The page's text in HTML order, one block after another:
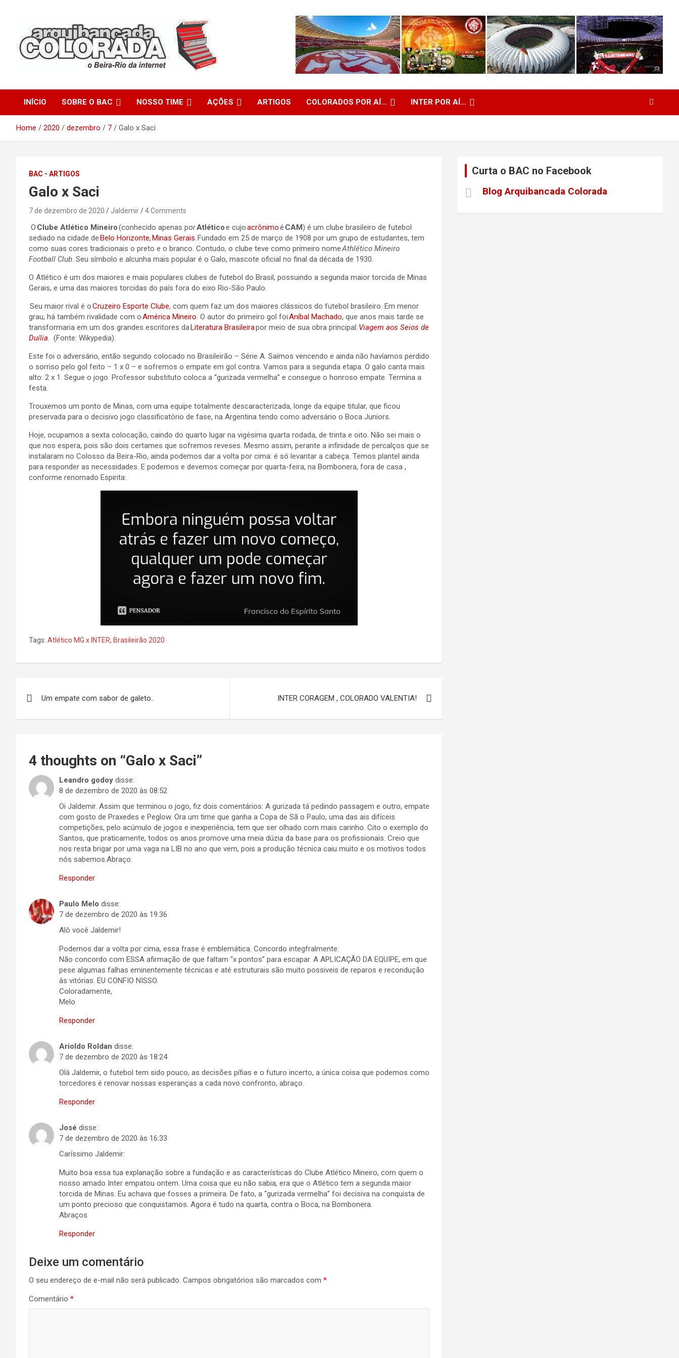
Arquibancada Colorada
INÍCIO SOBRE O BAC NOSSO TIME AÇÕES ARTIGOS COLORADOS POR AÍ… INTER POR AÍ…
Home 2020 dezembro 7 Galo x Saci
BAC - ARTIGOS
Galo x Saci
7 de dezembro de 2020 Jaldemir 4 Comments
O Clube Atlético Mineiro(conhecido apenas porAtléticoe cujoacrônimoé CAM) é um clube brasileiro de futebol
sediado na cidade deBelo Horizonte,Minas Gerais.Fundado em 25 de março de 1908 por um grupo de estudantes, tem
como suas cores tradicionais o preto e o branco. Contudo, o clube teve como primeiro nomeAthlético Mineiro
Football Club.Seu símbolo e alcunha mais popular é o Galo, mascote oficial no final da década de 1930.
O Atlético é um dos maiores e mais populares clubes de futebol do Brasil, possuindo a segunda maior torcida de Minas
Gerais, e uma das maiores torcidas do país fora do eixo Rio-São Paulo.
Seu maior rival é oCruzeiro Esporte Clube, com quem faz um dos maiores clássicos do futebol brasileiro. Em menor
grau, há também rivalidade com oAmérica Mineiro. O autor do primeiro gol foiAníbal Machado, que anos mais tarde se
transformaria em um dos grandes escritores daLiteratura Brasileirapor meio de sua obra principal: Viagem aos Seios de
Duília. (Fonte: Wikypedia).
Este foi o adversário, então segundo colocado no Brasileirão – Série A. Saímos vencendo e ainda não havíamos perdido
o sorriso pelo gol feito – 1 x 0 – e sofremos o empate em gol contra. Vamos para a segunda etapa. O galo canta mais
alto: 2 x 1. Segue o jogo. Professor substituto coloca a “gurizada vermelha” e consegue o honroso empate. Termina a
festa.
Trouxemos um ponto de Minas, com uma equipe totalmente descaracterizada, longe da equipe titular, que ficou
preservada para o decisivo jogo classificatório de fase, na Argentina tendo como adversário o Boca Juniors.
Hoje, ocupamos a sexta colocação, caindo do quarto lugar na vigésima quarta rodada, de trinta e oito. Não sei mais o
que nos espera, pois são dois certames que sofremos reveses. Mesmo assim, perante a infinidade de percalços que se
instalaram no Colosso da Beira-Rio, ainda podemos dar a volta por cima: é só levantar a cabeça. Temos plantel ainda
para responder as necessidades. E podemos e devemos começar por quarta-feira, na Bombonera, fora de casa ,
conforme renomado Espirita:
Tags: Atlético MG x INTER, Brasileirão 2020
de
Um empate com sabor de galeto.. INTER CORAGEM , COLORADO VALENTIA!
4 thoughts on “Galo x Saci”
Leandro godoy disse:
8 de dezembro de 2020 às 08:52
Oi Jaldemir. Assim que terminou o jogo, fiz dois comentários: A gurizada tá pedindo passagem e outro, empate
com gosto de Praxedes e Peglow. Ora um time que ganha a Copa de Sã o Paulo, uma das ais difíceis
competições, pelo acúmulo de jogos e inexperiência, tem que ser olhado com mais carinho. Cito o exemplo do
Santos, que praticamente, todos os anos promove uma meia dúzia da base para os profissionais. Creio que
nos resta brigar por uma vaga na LIB no ano que vem, pois a produção técnica caiu muito e os motivos todos
nós sabemos.Abraço.
Responder
Paulo Melo disse:
7 de dezembro de 2020 às 19:36
Alô você Jaldemir!
Podemos dar a volta por cima, essa frase é emblemática. Concordo integfralmente.
Não concordo com ESSA afirmação de que faltam “x pontos” para escapar. A APLICAÇÃO DA EQUIPE, em que
pese algumas falhas eminentemente técnicas e até estruturais são muito possiveis de reparos e recondução
às vitórias. EU CONFIO NISSO.
Coloradamente,
Melo
Responder
Arioldo Roldan disse:
7 de dezembro de 2020 às 18:24
Olá Jaldemir, o futebol tem sido pouco, as decisões pífias e o futuro incerto, a única coisa que podemos como
torcedores é renovar nossas esperanças a cada novo confronto, abraço.
Responder
José disse:
7 de dezembro de 2020 às 16:33
Caríssimo Jaldemir:
Muito boa essa tua explanação sobre a fundação e as características do Clube Atlético Mineiro, com quem o
nosso amado Inter empatou ontem. Uma coisa que eu não sabia, era que o Atlético tem a segunda maior
torcida de Minas. Eu achava que fosses a primeira. De fato, a “gurizada vermelha” foi decisiva na conquista de
um ponto precioso que conquistamos. Agora é tudo na quarta, contra o Boca, na Bombonera.
Abraços
Responder
Deixe um comentário
O seu endereço de e-mail não será publicado. Campos obrigatórios são marcados com *
Comentário *
Curta o BAC no Facebook
Blog Arquibancada Colorada